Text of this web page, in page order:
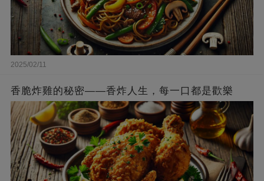
2025/02/11
香脆炸雞的秘密——香炸人生，每一口都是歡樂